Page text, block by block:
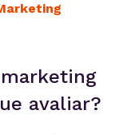
avaliar?